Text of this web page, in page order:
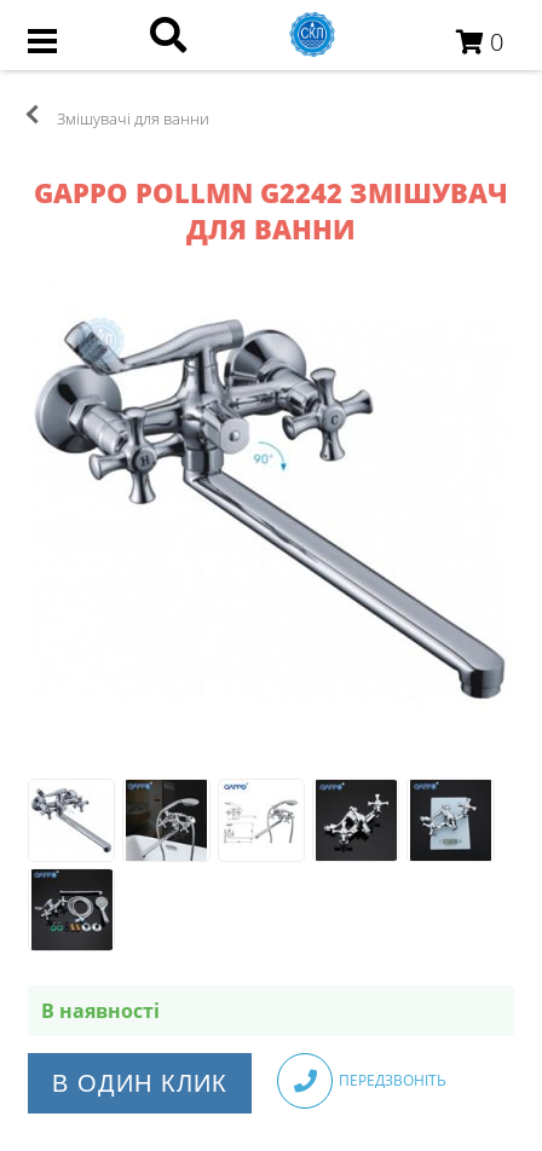
0
Змішувачі для ванни
GAPPO POLLMN G2242 ЗМІШУВАЧ
ДЛЯ ВАННИ
В наявності
В ОДИН КЛИК ПЕРЕДЗВОНІТЬ